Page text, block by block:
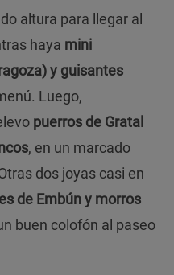
altura para llegar al
haya mini
y guisantes
Luego,
puerros de Gratal
, en un marcado
dos joyas casi en
de Embún y morros
buen colofón al paseo